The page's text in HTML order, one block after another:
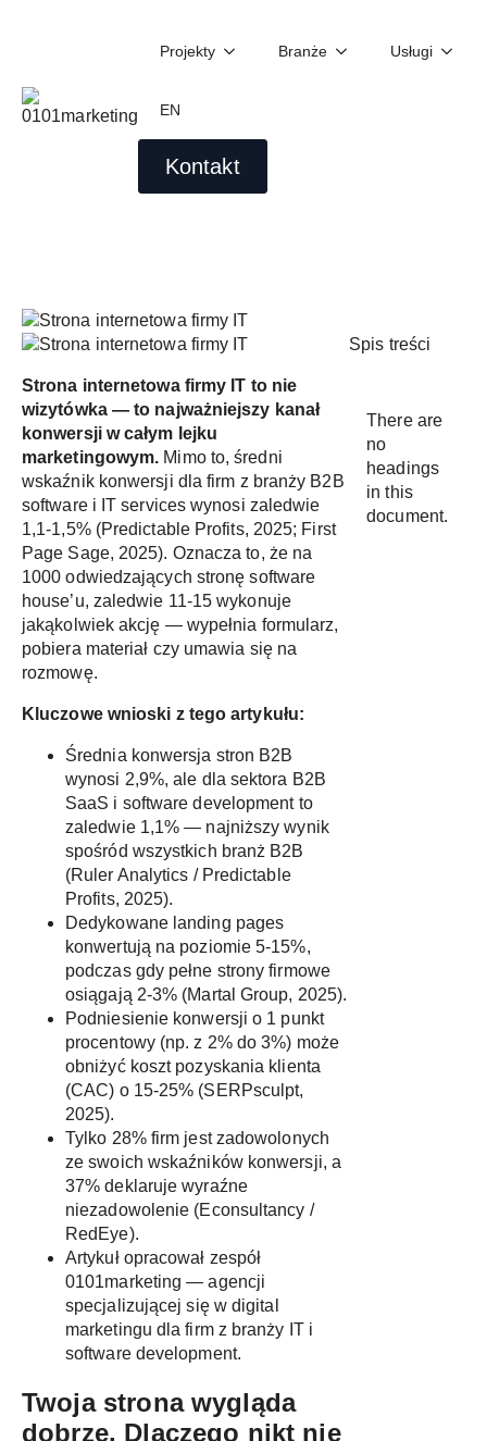
Projekty Branże Usługi
EN
Kontakt
Strona internetowa firmy IT, która
nie sprzedaje: jak zamienić
wizytówkę w maszynę do
generowania leadów
Krystian Żygało 02/23/2026
Strona internetowa firmy IT to nie
wizytówka — to najważniejszy kanał
konwersji w całym lejku
marketingowym. Mimo to, średni
wskaźnik konwersji dla firm z branży B2B
software i IT services wynosi zaledwie
1,1-1,5% (Predictable Profits, 2025; First
Page Sage, 2025). Oznacza to, że na
1000 odwiedzających stronę software
house’u, zaledwie 11-15 wykonuje
jakąkolwiek akcję — wypełnia formularz,
pobiera materiał czy umawia się na
rozmowę.
Kluczowe wnioski z tego artykułu:
Średnia konwersja stron B2B
wynosi 2,9%, ale dla sektora B2B
SaaS i software development to
zaledwie 1,1% — najniższy wynik
spośród wszystkich branż B2B
(Ruler Analytics / Predictable
Profits, 2025).
Dedykowane landing pages
konwertują na poziomie 5-15%,
podczas gdy pełne strony firmowe
osiągają 2-3% (Martal Group, 2025).
Podniesienie konwersji o 1 punkt
procentowy (np. z 2% do 3%) może
obniżyć koszt pozyskania klienta
(CAC) o 15-25% (SERPsculpt,
2025).
Tylko 28% firm jest zadowolonych
ze swoich wskaźników konwersji, a
37% deklaruje wyraźne
niezadowolenie (Econsultancy /
RedEye).
Artykuł opracował zespół
0101marketing — agencji
specjalizującej się w digital
marketingu dla firm z branży IT i
software development.
Twoja strona wygląda
dobrze. Dlaczego nikt nie
Spis treści
There are
no
headings
in this
document.